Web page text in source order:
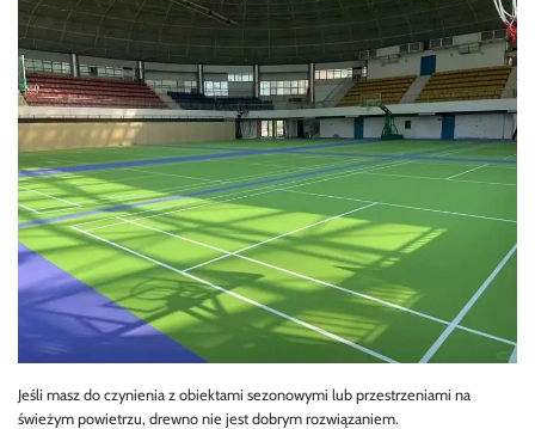
Jeśli masz do czynienia z obiektami sezonowymi lub przestrzeniami na
świeżym powietrzu, drewno nie jest dobrym rozwiązaniem.